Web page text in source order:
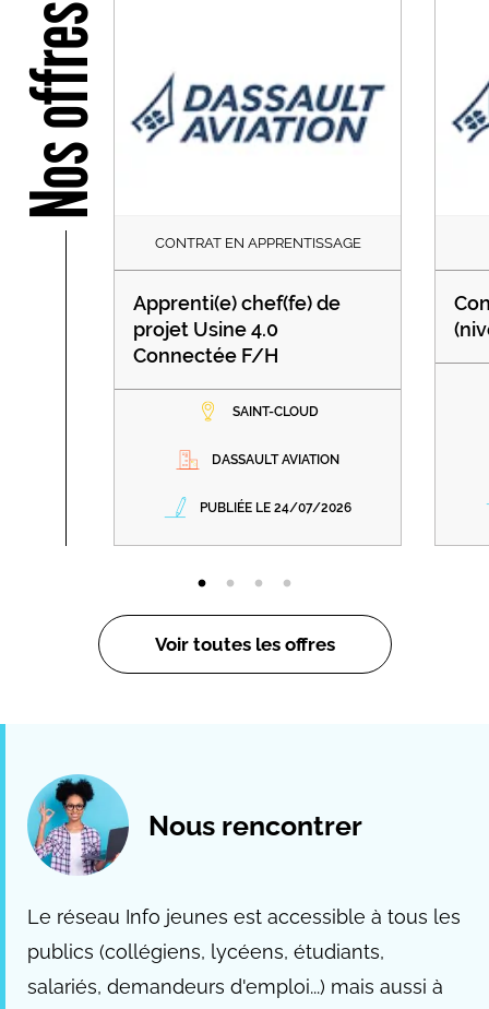
Nos offres
CONTRAT EN APPRENTISSAGE
Apprenti(e) chef(fe) de
projet Usine 4.0
Connectée F/H
SAINT-CLOUD
DASSAULT AVIATION
PUBLIÉE LE 24/07/2026
Voir toutes les offres
Nous rencontrer
Le réseau Info jeunes est accessible à tous les
publics (collégiens, lycéens, étudiants,
salariés, demandeurs d'emploi...) mais aussi à